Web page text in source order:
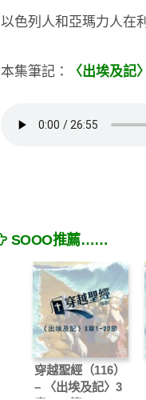
以色列人和亞瑪力人在
本集筆記： 〈出埃及記
SOOO推薦……
穿越聖經（116）
– 〈出埃及記〉3